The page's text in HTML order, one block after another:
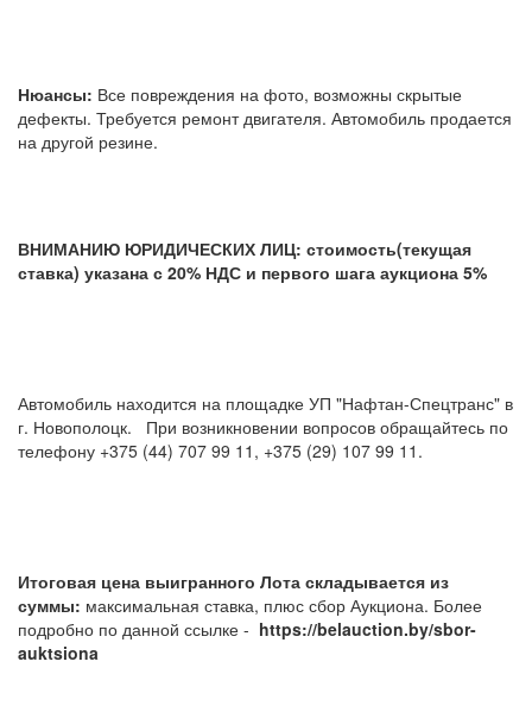
Нюансы: Все повреждения на фото, возможны скрытые
дефекты. Требуется ремонт двигателя. Автомобиль продается
на другой резине.
ВНИМАНИЮ ЮРИДИЧЕСКИХ ЛИЦ: стоимость(текущая
ставка) указана с 20% НДС и первого шага аукциона 5%
Автомобиль находится на площадке УП "Нафтан-Спецтранс" в
г. Новополоцк. При возникновении вопросов обращайтесь по
телефону +375 (44) 707 99 11, +375 (29) 107 99 11.
Итоговая цена выигранного Лота складывается из
суммы: максимальная ставка, плюс сбор Аукциона. Более
подробно по данной ссылке - https://belauction.by/sbor-
auktsiona